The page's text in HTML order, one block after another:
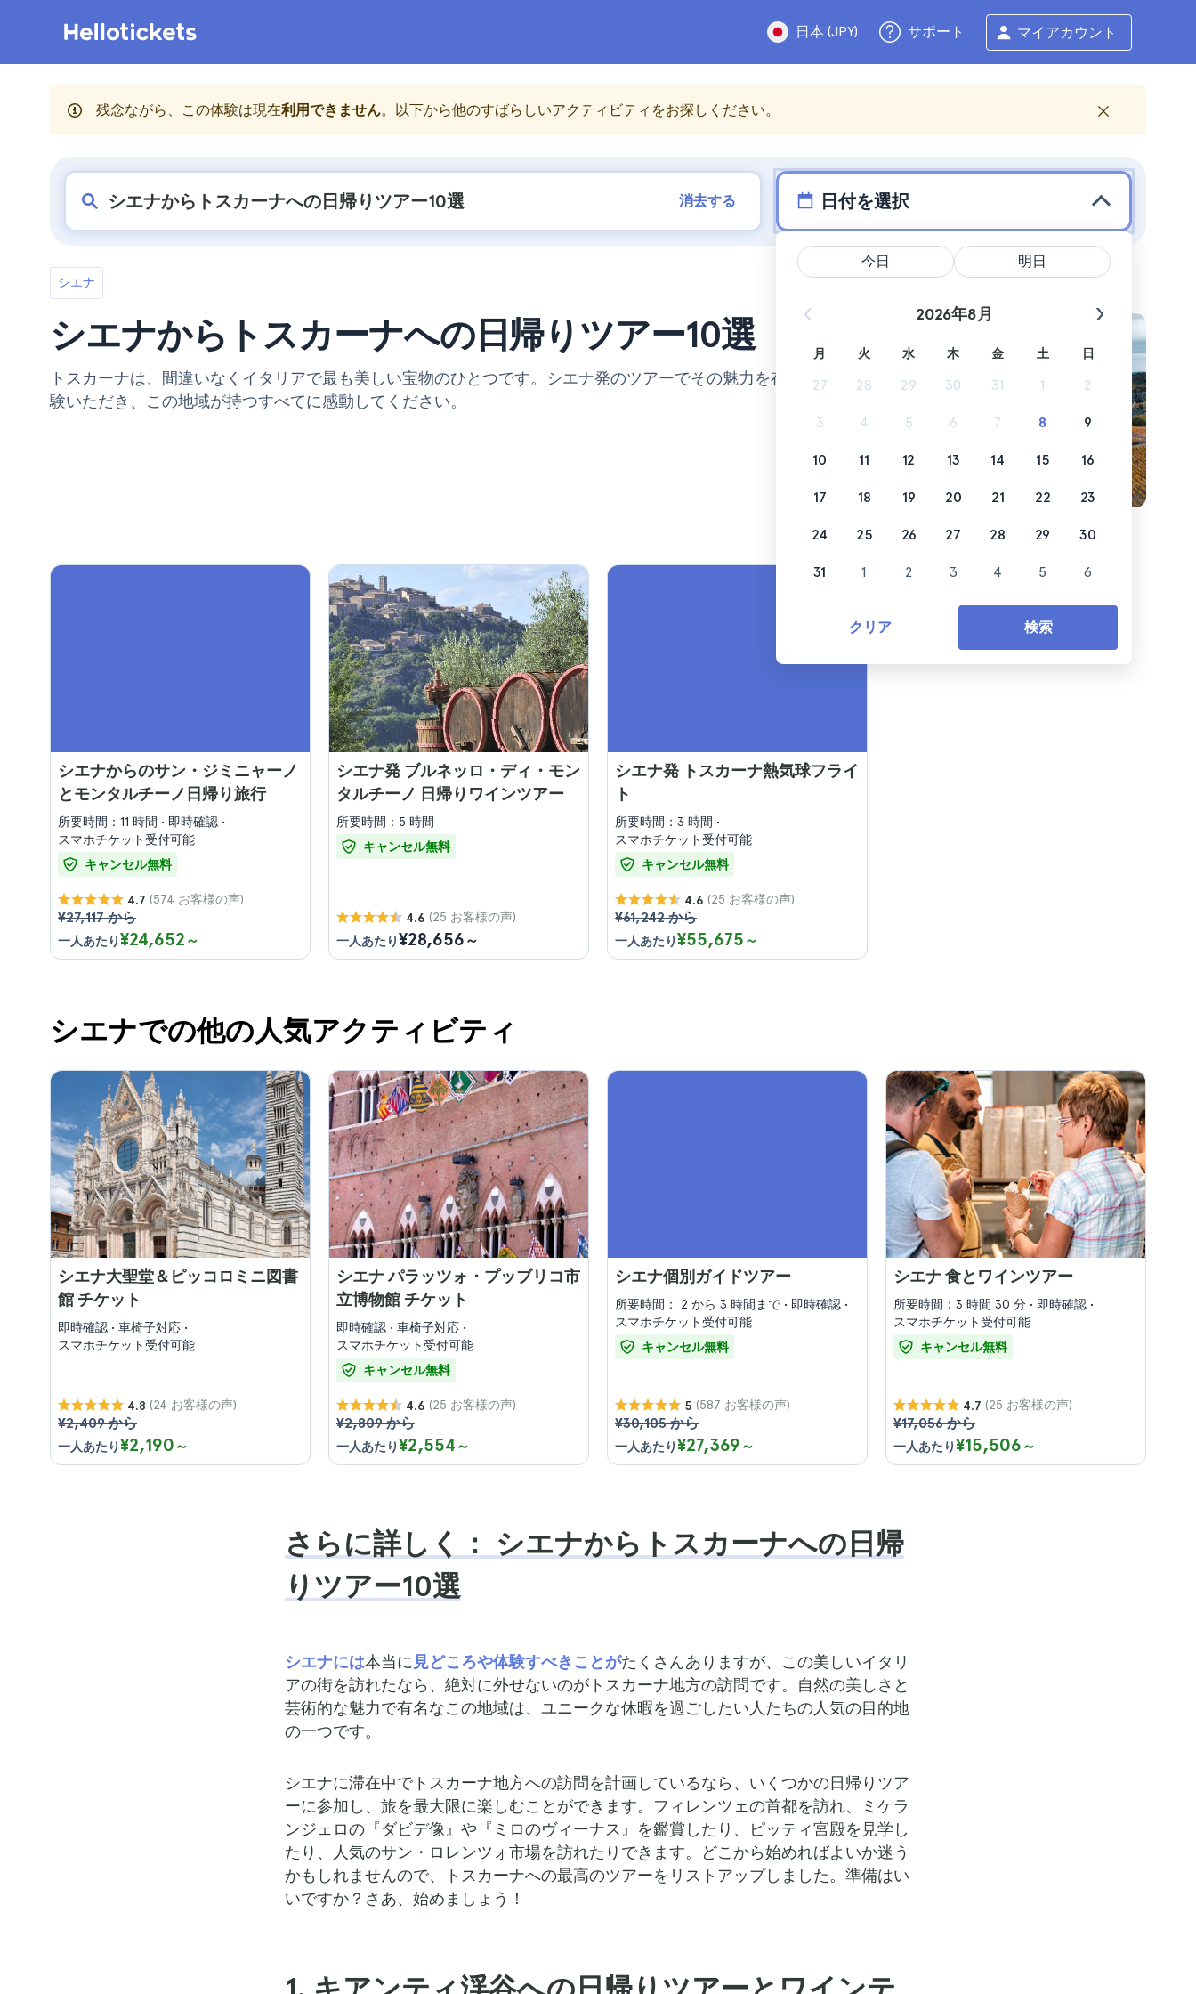
日本 (JPY) サポート マイアカウント
残念ながら、この体験は現在利用できません。以下から他のすばらしいアクティビティをお探しください。
消去する 日付を選択
シエナ
シエナからトスカーナへの日帰りツアー10選
トスカーナは、間違いなくイタリアで最も美しい宝物のひとつです。シエナ発のツアーでその魅力を存分にご体
験いただき、この地域が持つすべてに感動してください。
シエナからのサン・ジミニャーノ
とモンタルチーノ日帰り旅行
所要時間：11 時間
即時確認
スマホチケット受付可能
キャンセル無料
4.7 (574 お客様の声)
¥27,117 から
一人あたり¥24,652 ～
シエナ発 ブルネッロ・ディ・モン
タルチーノ 日帰りワインツアー
所要時間：5 時間
キャンセル無料
4.6 (25 お客様の声)
一人あたり¥28,656 ～
シエナ発 トスカーナ熱気球フライ
ト
所要時間：3 時間
スマホチケット受付可能
キャンセル無料
4.6 (25 お客様の声)
¥61,242 から
一人あたり¥55,675 ～
シエナでの他の人気アクティビティ
シエナ大聖堂＆ピッコロミニ図書
館 チケット
即時確認
車椅子対応
スマホチケット受付可能
4.8 (24 お客様の声)
¥2,409 から
一人あたり¥2,190 ～
シエナ パラッツォ・プッブリコ市
立博物館 チケット
即時確認
車椅子対応
スマホチケット受付可能
キャンセル無料
4.6 (25 お客様の声)
¥2,809 から
一人あたり¥2,554 ～
シエナ個別ガイドツアー
所要時間： 2 から 3 時間まで
即時確認
スマホチケット受付可能
キャンセル無料
5 (587 お客様の声)
¥30,105 から
一人あたり¥27,369 ～
シエナ 食とワインツアー
所要時間：3 時間 30 分
即時確認
スマホチケット受付可能
キャンセル無料
4.7 (25 お客様の声)
¥17,056 から
一人あたり¥15,506 ～
さらに詳しく： シエナからトスカーナへの日帰
りツアー10選
シエナには本当に 見どころや体験すべきことがたくさんありますが、この美しいイタリ
アの街を訪れたなら、絶対に外せないのがトスカーナ地方の訪問です。自然の美しさと
芸術的な魅力で有名なこの地域は、ユニークな休暇を過ごしたい人たちの人気の目的地
の一つです。
シエナに滞在中でトスカーナ地方への訪問を計画しているなら、いくつかの日帰りツア
ーに参加し、旅を最大限に楽しむことができます。フィレンツェの首都を訪れ、ミケラ
ンジェロの『ダビデ像』や『ミロのヴィーナス』を鑑賞したり、ピッティ宮殿を見学し
たり、人気のサン・ロレンツォ市場を訪れたりできます。どこから始めればよいか迷う
かもしれませんので、トスカーナへの最高のツアーをリストアップしました。準備はい
いですか？さあ、始めましょう！
今日 明日
2026年8月
月 火 水 木 金 土 日
27 28 29 30 31 1 2
3 4 5 6 7 8 9
10 11 12 13 14 15 16
17 18 19 20 21 22 23
24 25 26 27 28 29 30
31 1 2 3 4 5 6
クリア 検索